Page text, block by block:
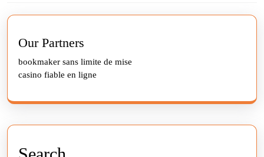
Our Partners
bookmaker sans limite de mise
casino fiable en ligne